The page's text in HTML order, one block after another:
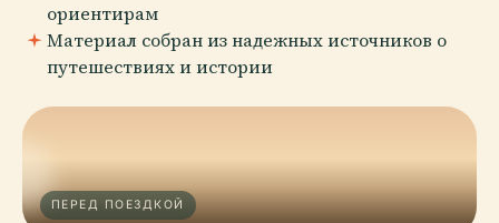
ориентирам
Материал собран из надежных источников о
путешествиях и истории
ПЕРЕД ПОЕЗДКОЙ